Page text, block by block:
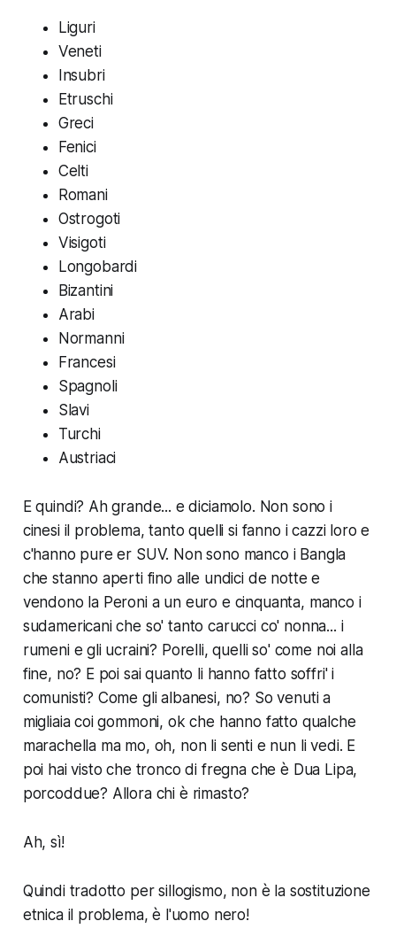
Liguri
Veneti
Insubri
Etruschi
Greci
Fenici
Celti
Romani
Ostrogoti
Visigoti
Longobardi
Bizantini
Arabi
Normanni
Francesi
Spagnoli
Slavi
Turchi
Austriaci
E quindi? Ah grande... e diciamolo. Non sono i
cinesi il problema, tanto quelli si fanno i cazzi loro e
c'hanno pure er SUV. Non sono manco i Bangla
che stanno aperti fino alle undici de notte e
vendono la Peroni a un euro e cinquanta, manco i
sudamericani che so' tanto carucci co' nonna... i
rumeni e gli ucraini? Porelli, quelli so' come noi alla
fine, no? E poi sai quanto li hanno fatto soffri' i
comunisti? Come gli albanesi, no? So venuti a
migliaia coi gommoni, ok che hanno fatto qualche
marachella ma mo, oh, non li senti e nun li vedi. E
poi hai visto che tronco di fregna che è Dua Lipa,
porcoddue? Allora chi è rimasto?
Ah, sì!
Quindi tradotto per sillogismo, non è la sostituzione
etnica il problema, è l'uomo nero!